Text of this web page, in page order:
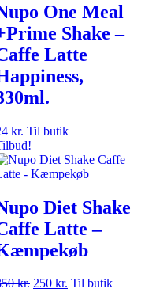
One Meal
Shake –
Latte
kr. Til butik
Diet Shake
Latte –
kr. 250 kr. Til butik